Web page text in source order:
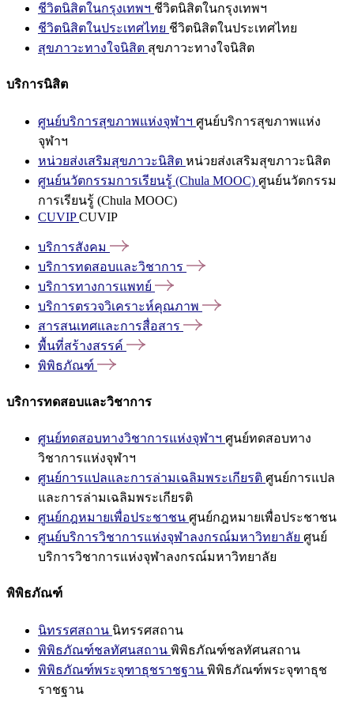
ชีวิตนิสิตในกรุงเทพฯ ชีวิตนิสิตในกรุงเทพฯ
ชีวิตนิสิตในประเทศไทย ชีวิตนิสิตในประเทศไทย
สุขภาวะทางใจนิสิต สุขภาวะทางใจนิสิต
บริการนิสิต
ศูนย์บริการสุขภาพแห่งจุฬาฯ ศูนย์บริการสุขภาพแห่ง
จุฬาฯ
หน่วยส่งเสริมสุขภาวะนิสิต หน่วยส่งเสริมสุขภาวะนิสิต
ศูนย์นวัตกรรมการเรียนรู้ (Chula MOOC) ศูนย์นวัตกรรม
การเรียนรู้ (Chula MOOC)
CUVIPCUVIP
บริการสังคม
บริการทดสอบและวิชาการ
บริการทางการแพทย์
บริการตรวจวิเคราะห์คุณภาพ
สารสนเทศและการสื่อสาร
พื้นที่สร้างสรรค์
พิพิธภัณฑ์
บริการทดสอบและวิชาการ
ศูนย์ทดสอบทางวิชาการแห่งจุฬาฯ ศูนย์ทดสอบทาง
วิชาการแห่งจุฬาฯ
ศูนย์การแปลและการล่ามเฉลิมพระเกียรติ ศูนย์การแปล
และการล่ามเฉลิมพระเกียรติ
ศูนย์กฎหมายเพื่อประชาชน ศูนย์กฎหมายเพื่อประชาชน
ศูนย์บริการวิชาการแห่งจุฬาลงกรณ์มหาวิทยาลัย ศูนย์
บริการวิชาการแห่งจุฬาลงกรณ์มหาวิทยาลัย
พิพิธภัณฑ์
นิทรรศสถาน นิทรรศสถาน
พิพิธภัณฑ์ชลทัศนสถาน พิพิธภัณฑ์ชลทัศนสถาน
พิพิธภัณฑ์พระจุฑาธุชราชฐาน พิพิธภัณฑ์พระจุฑาธุช
ราชฐาน